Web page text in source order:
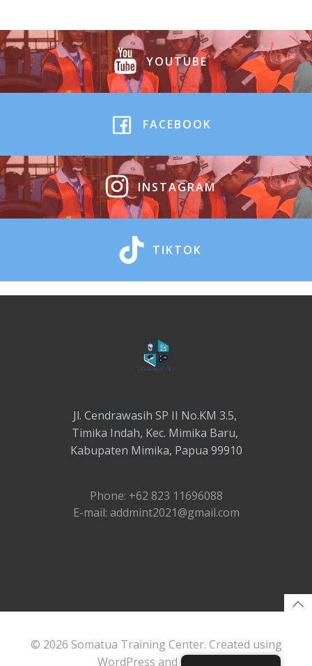
YOUTUBE
FACEBOOK
INSTAGRAM
TIKTOK
Jl. Cendrawasih SP II No.KM 3.5,
Timika Indah, Kec. Mimika Baru,
Kabupaten Mimika, Papua 99910
Phone: +62 823 11696088
E-mail: addmint2021@gmail.com
© 2026 Somatua Training Center. Created using
WordPress and Colibri